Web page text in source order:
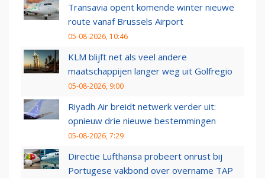
Transavia opent komende winter nieuwe
route vanaf Brussels Airport
05-08-2026, 10:46
KLM blijft net als veel andere
maatschappijen langer weg uit Golfregio
05-08-2026, 9:00
Riyadh Air breidt netwerk verder uit:
opnieuw drie nieuwe bestemmingen
05-08-2026, 7:29
Directie Lufthansa probeert onrust bij
Portugese vakbond over overname TAP